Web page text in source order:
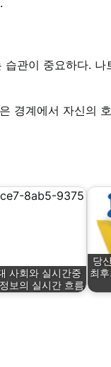
관이 중요하다.
경계에서 자신의
사회와 실시간중
보의 실시간 흐름
당
최